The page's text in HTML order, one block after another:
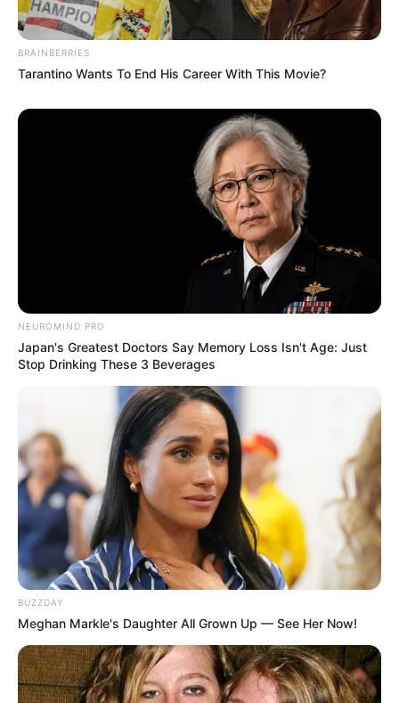
(foto: instagram/mayakerthyasa)
4. Saking cintanya, ia pernah menjadi jurnalis
majalah kuliner di Sydney
BRAINBERRIES
Tarantino Wants To End His Career With This Movie?
NEUROMIND PRO
Japan's Greatest Doctors Say Memory Loss Isn't Age: Just
Stop Drinking These 3 Beverages
BUZZDAY
Meghan Markle's Daughter All Grown Up — See Her Now!